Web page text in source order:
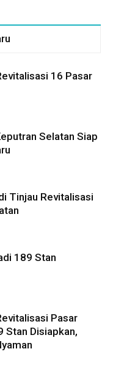
16 Pasar
Selatan Siap
Tinjau Revitalisasi
189 Stan
Pasar
Stan Disiapkan,